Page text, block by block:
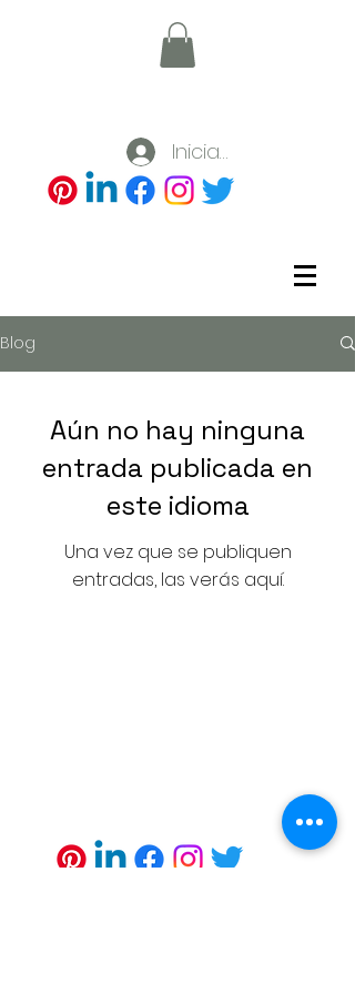
Iniciar sesión
Blog
Aún no hay ninguna
entrada publicada en
este idioma
Una vez que se publiquen
entradas, las verás aquí.